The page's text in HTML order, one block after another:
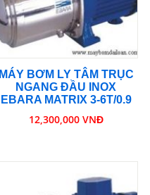
MÁY BƠM LY TÂM TRỤC
NGANG ĐẦU INOX
EBARA MATRIX 3-6T/0.9
12,300,000 VNĐ